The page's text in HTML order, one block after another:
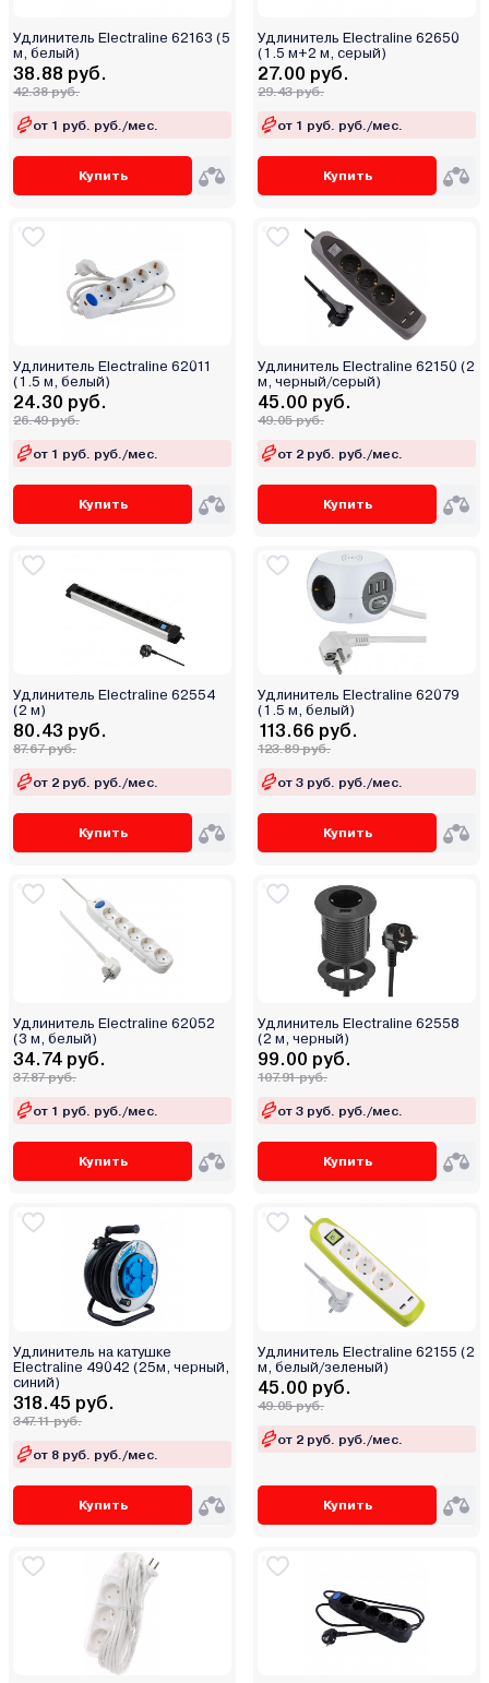
Удлинитель Electraline 62163 (5
м, белый)
38.88 руб.
42.38 руб.
от 1 руб. руб./мес.
Купить
Удлинитель Electraline 62650
(1.5 м+2 м, серый)
27.00 руб.
29.43 руб.
от 1 руб. руб./мес.
Купить
Удлинитель Electraline 62011
(1.5 м, белый)
24.30 руб.
26.49 руб.
от 1 руб. руб./мес.
Купить
Удлинитель Electraline 62150 (2
м, черный/серый)
45.00 руб.
49.05 руб.
от 2 руб. руб./мес.
Купить
Удлинитель Electraline 62554
(2 м)
80.43 руб.
87.67 руб.
от 2 руб. руб./мес.
Купить
Удлинитель Electraline 62079
(1.5 м, белый)
113.66 руб.
123.89 руб.
от 3 руб. руб./мес.
Купить
Удлинитель Electraline 62052
(3 м, белый)
34.74 руб.
37.87 руб.
от 1 руб. руб./мес.
Купить
Удлинитель Electraline 62558
(2 м, черный)
99.00 руб.
107.91 руб.
от 3 руб. руб./мес.
Купить
Удлинитель на катушке
Electraline 49042 (25м, черный,
синий)
318.45 руб.
347.11 руб.
от 8 руб. руб./мес.
Купить
Удлинитель Electraline 62155 (2
м, белый/зеленый)
45.00 руб.
49.05 руб.
от 2 руб. руб./мес.
Купить